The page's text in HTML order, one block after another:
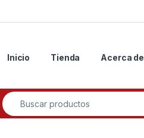
Inicio Tienda Acerca de
Buscar por: